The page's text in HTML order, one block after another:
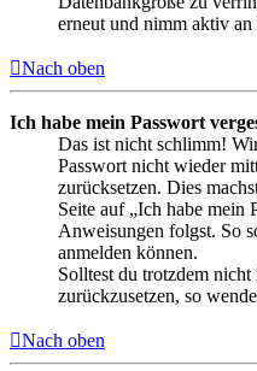
erneut und nimm aktiv
Nach oben
Ich habe mein Passwort
Das ist nicht schlimm!
Passwort nicht wieder
zurücksetzen. Dies
Seite auf „Ich habe mein
Anweisungen folgst. So
anmelden können.
Solltest du trotzdem
zurückzusetzen, so
Nach oben